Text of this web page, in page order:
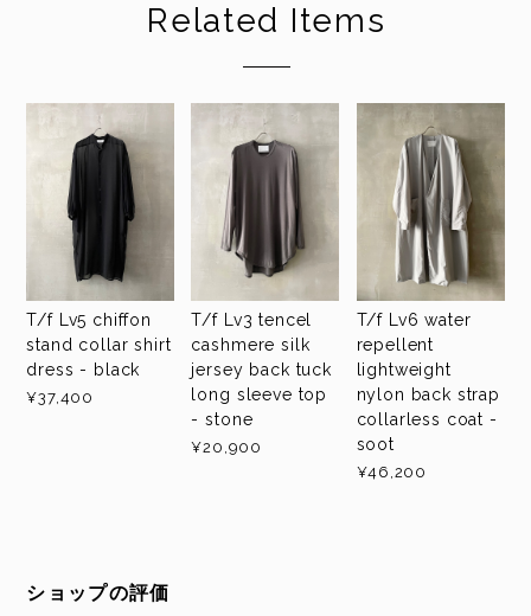
Related Items
T/f Lv5 chiffon
stand collar shirt
dress - black
¥37,400
T/f Lv3 tencel
cashmere silk
jersey back tuck
long sleeve top
- stone
¥20,900
T/f Lv6 water
repellent
lightweight
nylon back strap
collarless coat -
soot
¥46,200
ショップの評価